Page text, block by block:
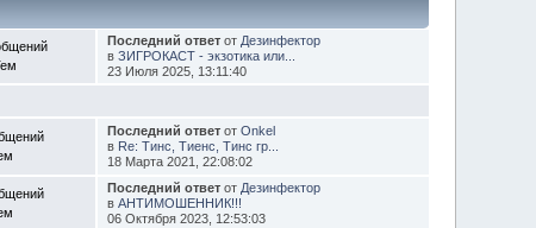
Последний ответот Дезинфектор
в ЗИГРОКАСТ - экзотика или...
23 Июля 2025, 13:11:40
Последний ответот Onkel
в Re: Тинс, Тиенс, Тинс гр...
18 Марта 2021, 22:08:02
Последний ответот Дезинфектор
в АНТИМОШЕННИК!!!
06 Октября 2023, 12:53:03